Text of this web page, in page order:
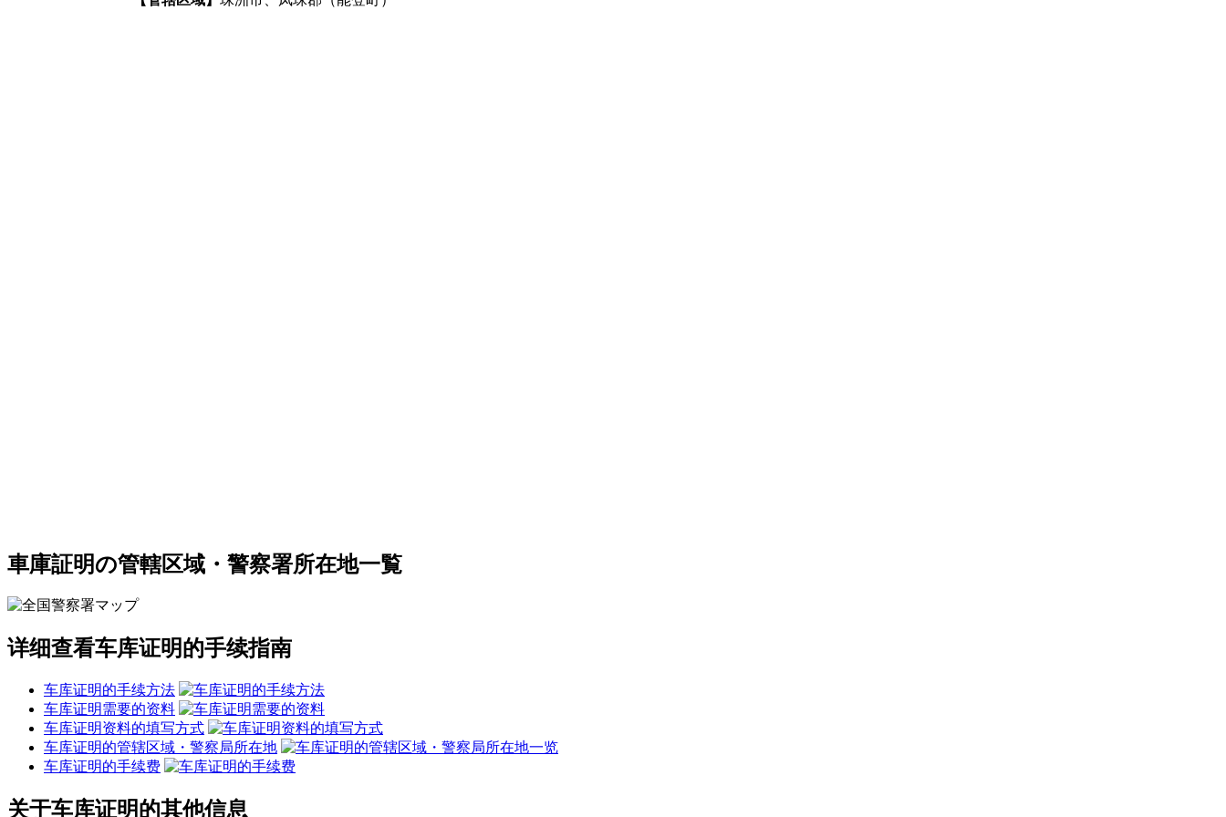
車庫証明の管轄区域・警察署所在地一覧
详细查看车库证明的手续指南
车库证明的手续方法
车库证明需要的资料
车库证明资料的填写方式
车库证明的管辖区域・警察局所在地
车库证明的手续费
关于车库证明的其他信息